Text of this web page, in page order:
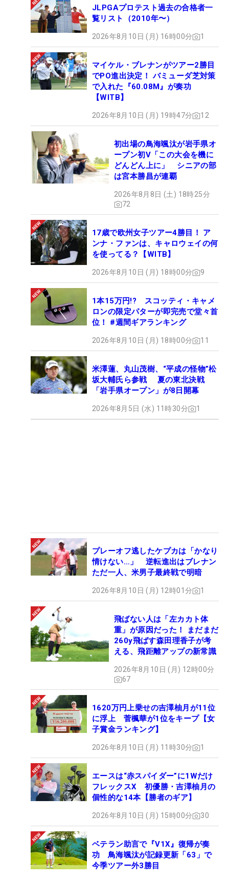
JLPGAプロテスト過去の合格者一
覧リスト（2010年〜）
2026年8月10日 (月) 16時00分 1
マイケル・ブレナンがツアー2勝目
でPO進出決定！ バミューダ芝対策
で入れた『60.08M』が奏功
【WITB】
2026年8月10日 (月) 19時47分 12
初出場の鳥海颯汰が岩手県オ
ープン初V「この大会を機に
どんどん上に」 シニアの部
は宮本勝昌が連覇
2026年8月8日 (土) 18時25分
72
17歳で欧州女子ツアー4勝目！ ア
ンナ・ファンは、キャロウェイの何
を使ってる？【WITB】
2026年8月10日 (月) 18時00分 9
1本15万円!? スコッティ・キャメ
ロンの限定パターが即完売で堂々首
位！ #週間ギアランキング
2026年8月10日 (月) 18時00分 11
米澤蓮、丸山茂樹、“平成の怪物”松
坂大輔氏ら参戦 夏の東北決戦
「岩手県オープン」が8日開幕
2026年8月5日 (水) 11時30分 1
プレーオフ逃したケプカは「かなり
情けない…」 逆転進出はブレナン
ただ一人、米男子最終戦で明暗
2026年8月10日 (月) 12時01分 1
飛ばない人は「左カカト体
重」が原因だった！ まだまだ
260y飛ばす森田理香子が考
える、飛距離アップの新常識
2026年8月10日 (月) 12時00分
67
1620万円上乗せの吉澤柚月が11位
に浮上 菅楓華が1位をキープ【女
子賞金ランキング】
2026年8月10日 (月) 11時30分 1
エースは“赤スパイダー”に1Wだけ
フレックスX 初優勝・吉澤柚月の
個性的な14本【勝者のギア】
2026年8月10日 (月) 15時00分 30
ベテラン助言で『V1X』復帰が奏
功 鳥海颯汰が記録更新「63」で
今季ツアー外3勝目